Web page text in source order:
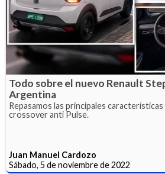
Todo sobre el nuevo Renault
Argentina
Repasamos las principales
crossover anti Pulse.
Juan Manuel Cardozo
Sábado, 5 de noviembre de 2022